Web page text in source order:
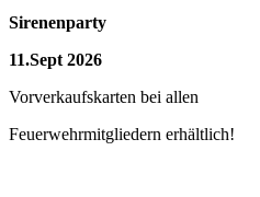
Sirenenparty
11.Sept 2026
Vorverkaufskarten bei allen
Feuerwehrmitgliedern erhältlich!